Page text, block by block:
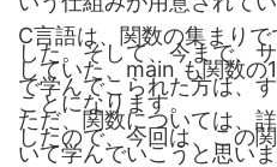
C言語は、関数の集まり
した。そして、今まで、
していた、main も関数の
で学んでこられた方は、
ことになります。
ただ、関数については、
したので、今回は、この
いて学んでいこうと思い